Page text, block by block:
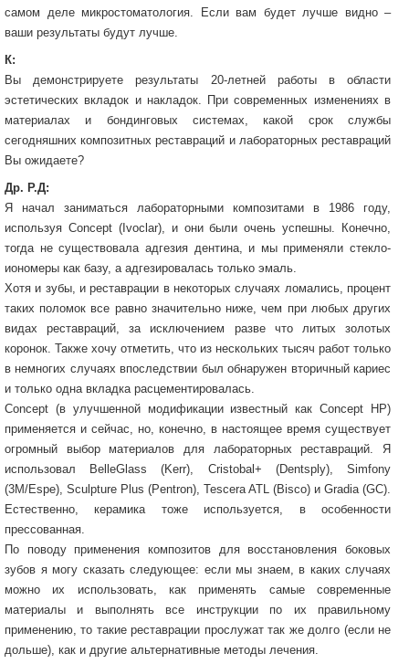
самом деле микростоматология. Если вам будет лучше видно –
ваши результаты будут лучше.
К:
Вы демонстрируете результаты 20-летней работы в области
эстетических вкладок и накладок. При современных изменениях в
материалах и бондинговых системах, какой срок службы
сегодняшних композитных реставраций и лабораторных реставраций
Вы ожидаете?
Др. Р.Д:
Я начал заниматься лабораторными композитами в 1986 году,
используя Concept (Ivoclar), и они были очень успешны. Конечно,
тогда не существовала адгезия дентина, и мы применяли стекло-
иономеры как базу, а адгезировалась только эмаль.
Хотя и зубы, и реставрации в некоторых случаях ломались, процент
таких поломок все равно значительно ниже, чем при любых других
видах реставраций, за исключением разве что литых золотых
коронок. Также хочу отметить, что из нескольких тысяч работ только
в немногих случаях впоследствии был обнаружен вторичный кариес
и только одна вкладка расцементировалась.
Concept (в улучшенной модификации известный как Concept HP)
применяется и сейчас, но, конечно, в настоящее время существует
огромный выбор материалов для лабораторных реставраций. Я
использовал ВelleGlass (Kerr), Cristobal+ (Dentsply), Simfony
(3M/Espe), Sculpture Plus (Pentron), Tescera ATL (Bisco) и Gradia (GC).
Естественно, керамика тоже используется, в особенности
прессованная.
По поводу применения композитов для восстановления боковых
зубов я могу сказать следующее: если мы знаем, в каких случаях
можно их использовать, как применять самые современные
материалы и выполнять все инструкции по их правильному
применению, то такие реставрации прослужат так же долго (если не
дольше), как и другие альтернативные методы лечения.